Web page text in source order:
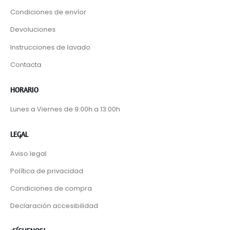
Condiciones de envíor
Devoluciones
Instrucciones de lavado
Contacta
HORARIO
Lunes a Viernes de 9:00h a 13:00h
LEGAL
Aviso legal
Política de privacidad
Condiciones de compra
Declaración accesibilidad